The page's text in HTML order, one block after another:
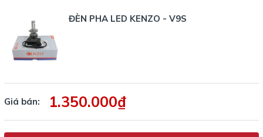
Tản nhiệt
Quạt Heatsink tích hợp
Bảo hành
ĐÈN PHA LED KENZO - V9S
Giá bán: 1.350.000₫